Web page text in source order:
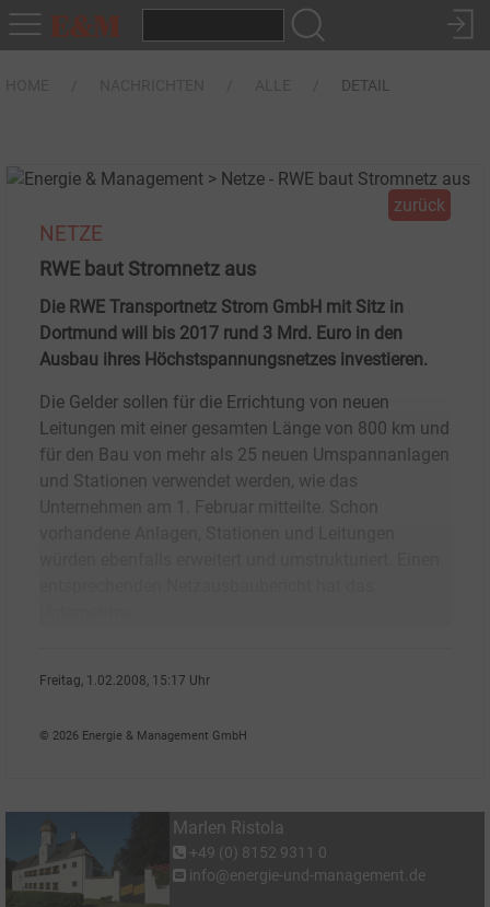
DETAIL
zurück
NETZE
RWE baut Stromnetz aus
Die RWE Transportnetz Strom GmbH mit Sitz in
Dortmund will bis 2017 rund 3 Mrd. Euro in den
Ausbau ihres Höchstspannungsnetzes investieren.
Die Gelder sollen für die Errichtung von neuen
Leitungen mit einer gesamten Länge von 800 km und
für den Bau von mehr als 25 neuen Umspannanlagen
und Stationen verwendet werden, wie das
Unternehmen am 1. Februar mitteilte. Schon
Freitag, 1.02.2008, 15:17 Uhr
© 2026 Energie & Management GmbH
Marlen Ristola
+49 (0) 8152 9311 0
info@energie-und-management.de